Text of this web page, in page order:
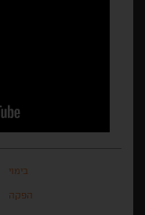
בימוי
הפקה